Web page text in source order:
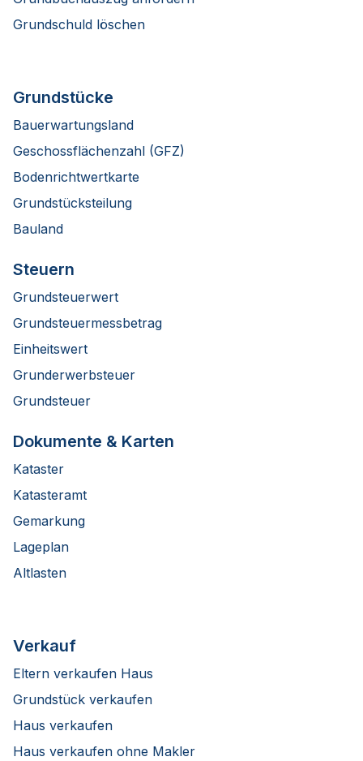
Grundschuld löschen
Grundstücke
Bauerwartungsland
Geschossflächenzahl (GFZ)
Bodenrichtwertkarte
Grundstücksteilung
Bauland
Steuern
Grundsteuerwert
Grundsteuermessbetrag
Einheitswert
Grunderwerbsteuer
Grundsteuer
Dokumente & Karten
Kataster
Katasteramt
Gemarkung
Lageplan
Altlasten
Verkauf
Eltern verkaufen Haus
Grundstück verkaufen
Haus verkaufen
Haus verkaufen ohne Makler